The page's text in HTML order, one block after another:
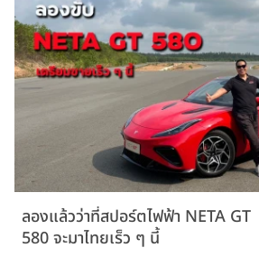
ลองแล้วว่าที่สปอร์ตไฟฟ้า NETA GT
580 จะมาไทยเร็ว ๆ นี้